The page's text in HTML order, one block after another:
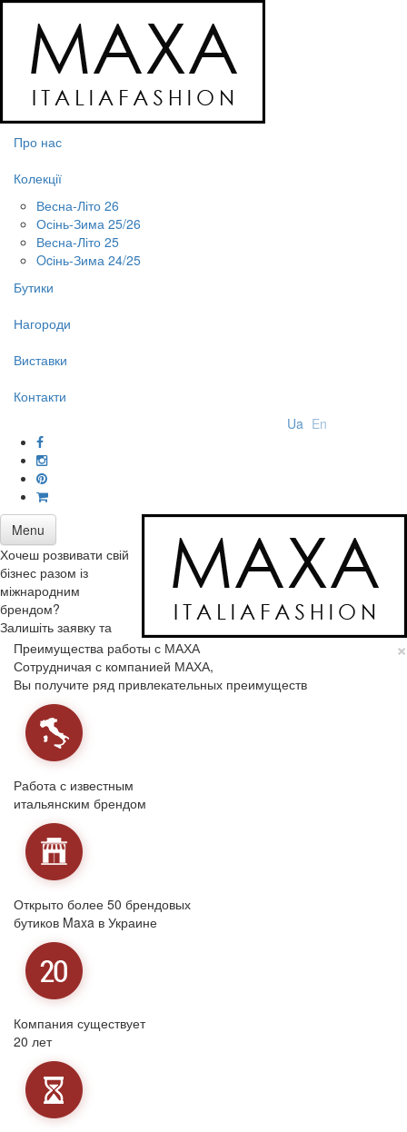
Про нас
Колекції
Весна-Літо 26
Осінь-Зима 25/26
Весна-Літо 25
Ocінь-Зима 24/25
Бутики
Нагороди
Виставки
Контакти
Ua En
Menu
Преимущества работы с МАХА
Сотрудничая с компанией МАХА,
Вы получите ряд привлекательных преимуществ
Работа с известным
итальянским брендом
Открыто более 50 брендовых
бутиков Maxa в Украине
Компания существует
20 лет
×
Хочеш розвивати свій
бізнес разом із
міжнародним
брендом?
Залишіть заявку та